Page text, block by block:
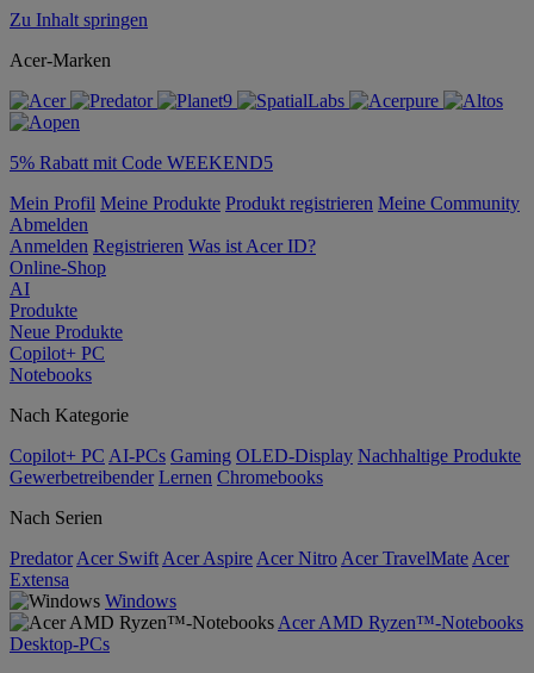
Zu Inhalt springen
Acer-Marken
5% Rabatt mit Code WEEKEND5
Mein Profil Meine Produkte Produkt registrieren Meine Community
Abmelden
Anmelden Registrieren Was ist Acer ID?
Online-Shop
AI
Produkte
Neue Produkte
Copilot+ PC
Notebooks
Nach Kategorie
Copilot+ PC AI-PCs Gaming OLED-Display Nachhaltige Produkte
Gewerbetreibender Lernen Chromebooks
Nach Serien
Predator Acer Swift Acer Aspire Acer Nitro Acer TravelMate Acer
Extensa
Windows
Acer AMD Ryzen™-Notebooks
Desktop-PCs